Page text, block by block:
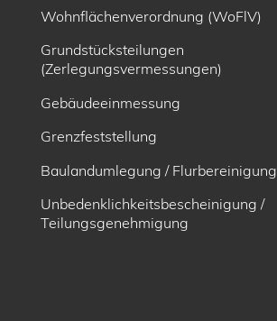
Wohnflächenverordnung (WoFlV)
Grundstücksteilungen
(Zerlegungsvermessungen)
Gebäudeeinmessung
Grenzfeststellung
Baulandumlegung / Flurbereinigung
Unbedenklichkeitsbescheinigung /
Teilungsgenehmigung